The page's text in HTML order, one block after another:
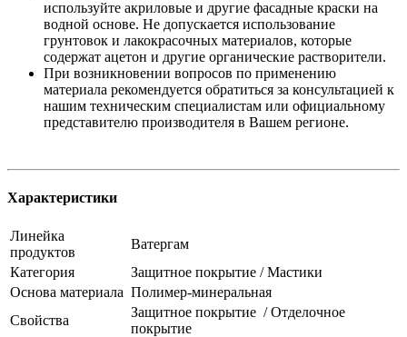
используйте акриловые и другие фасадные краски на
водной основе. Не допускается использование
грунтовок и лакокрасочных материалов, которые
содержат ацетон и другие органические растворители.
При возникновении вопросов по применению
материала рекомендуется обратиться за консультацией к
нашим техническим специалистам или официальному
представителю производителя в Вашем регионе.
Характеристики
Линейка
продуктов
Ватергам
Категория
Защитное покрытие / Мастики
Основа материала Полимер-минеральная
Свойства
Защитное покрытие / Отделочное
покрытие